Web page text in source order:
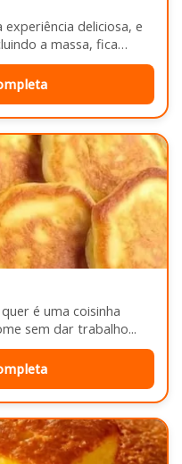
deliciosa, e
a massa, fica
é uma coisinha
sem dar trabalho...